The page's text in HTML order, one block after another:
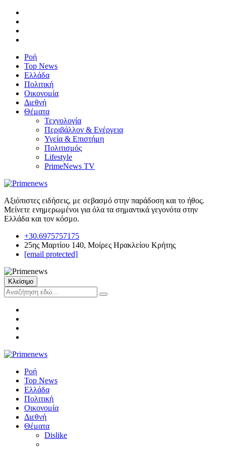
Ροή
Top News
Ελλάδα
Πολιτική
Οικονομία
Διεθνή
Θέματα
Τεχνολογία
Περιβάλλον & Ενέργεια
Υγεία & Επιστήμη
Πολιτισμός
Lifestyle
PrimeNews TV
Αξιόπιστες ειδήσεις, με σεβασμό στην παράδοση και το ήθος.
Μείνετε ενημερωμένοι για όλα τα σημαντικά γεγονότα στην
Ελλάδα και τον κόσμο.
+30.6975757175
25ης Μαρτίου 140, Μοίρες Ηρακλείου Κρήτης
[email protected]
Κλείσιμο
Ροή
Top News
Ελλάδα
Πολιτική
Οικονομία
Διεθνή
Θέματα
Dislike